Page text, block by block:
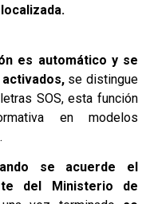
es automático y se
se distingue
SOS, esta función
en modelos
se acuerde el
del Ministerio de